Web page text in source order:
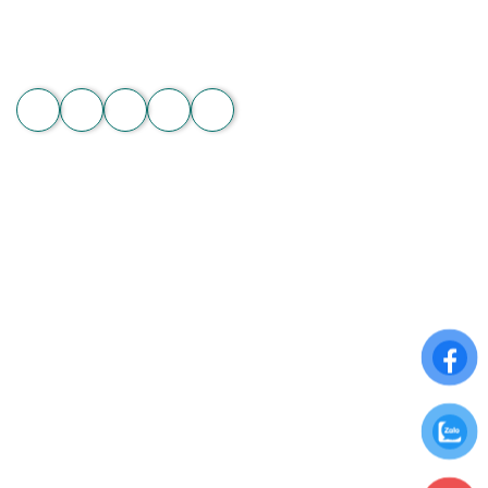
ĐĂNG KÝ NHẬN NGAY ƯU ĐÃI ĐẶC BIỆT
Để nhận những ưu đãi hấp dẫn từ Hoa Chân Thật, hãy đăng